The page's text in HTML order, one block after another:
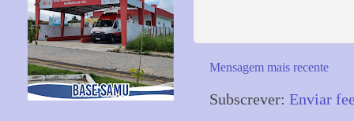
Mensagem mais recente
Subscrever: Enviar